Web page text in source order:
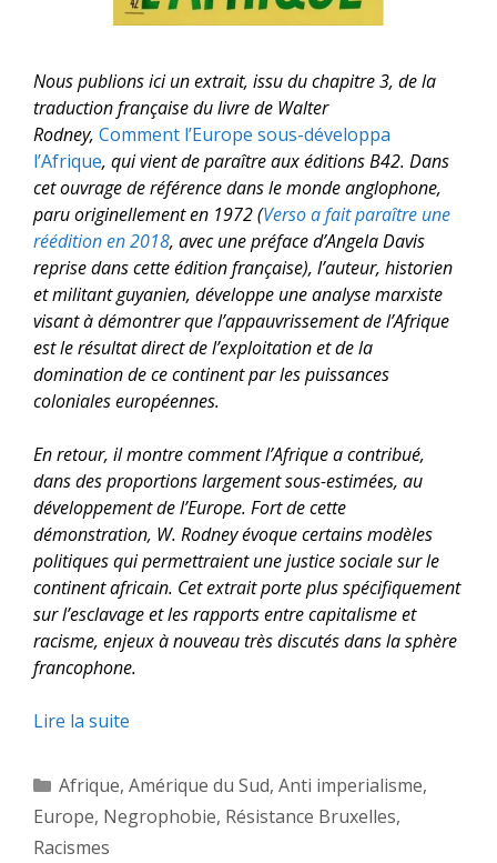
Nous publions ici un extrait, issu du chapitre 3, de la
traduction française du livre de Walter
Rodney, Comment l’Europe sous-développa
l’Afrique, qui vient de paraître aux éditions B42. Dans
cet ouvrage de référence dans le monde anglophone,
paru originellement en 1972 (Verso a fait paraître une
réédition en 2018, avec une préface d’Angela Davis
reprise dans cette édition française), l’auteur, historien
et militant guyanien, développe une analyse marxiste
visant à démontrer que l’appauvrissement de l’Afrique
est le résultat direct de l’exploitation et de la
domination de ce continent par les puissances
coloniales européennes.
En retour, il montre comment l’Afrique a contribué,
dans des proportions largement sous-estimées, au
développement de l’Europe. Fort de cette
démonstration, W. Rodney évoque certains modèles
politiques qui permettraient une justice sociale sur le
continent africain. Cet extrait porte plus spécifiquement
sur l’esclavage et les rapports entre capitalisme et
racisme, enjeux à nouveau très discutés dans la sphère
francophone.
Lire la suite
Catégories
Afrique, Amérique du Sud, Anti imperialisme,
Europe, Negrophobie, Résistance Bruxelles,
Racismes